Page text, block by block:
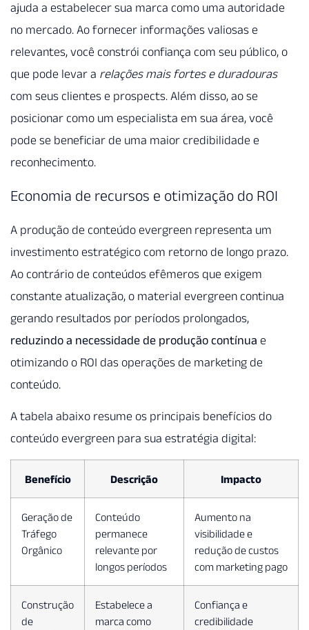
ajuda a estabelecer sua marca como uma autoridade
no mercado. Ao fornecer informações valiosas e
relevantes, você constrói confiança com seu público, o
que pode levar a relações mais fortes e duradouras
com seus clientes e prospects. Além disso, ao se
posicionar como um especialista em sua área, você
pode se beneficiar de uma maior credibilidade e
reconhecimento.
Economia de recursos e otimização do ROI
A produção de conteúdo evergreen representa um
investimento estratégico com retorno de longo prazo.
Ao contrário de conteúdos efêmeros que exigem
constante atualização, o material evergreen continua
gerando resultados por períodos prolongados,
reduzindo a necessidade de produção contínua e
otimizando o ROI das operações de marketing de
conteúdo.
A tabela abaixo resume os principais benefícios do
conteúdo evergreen para sua estratégia digital:
Benefício Descrição Impacto
Geração de
Tráfego
Orgânico
Conteúdo
permanece
relevante por
longos períodos
Aumento na
visibilidade e
redução de custos
com marketing pago
Construção
de
Estabelece a
marca como
Confiança e
credibilidade